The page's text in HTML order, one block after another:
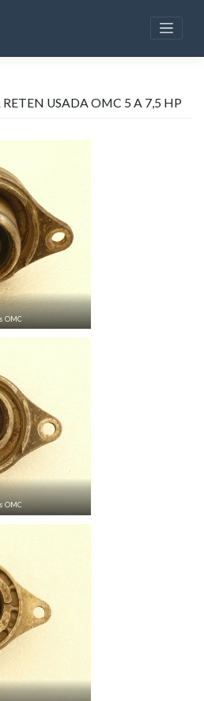
USADA OMC 5 A 7,5 HP
OMC
OMC